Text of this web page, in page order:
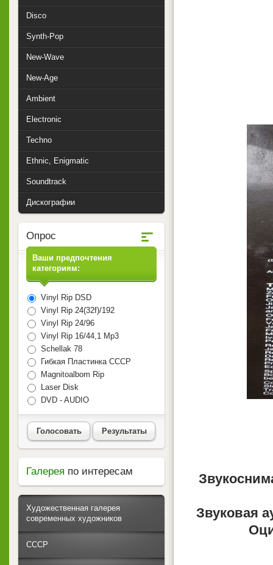
Звуковая
Disco
Synth-Pop
New-Wave
New-Age
Ambient
Electronic
Techno
Ethnic, Enigmatic
Soundtrack
Дискографии
Опрос
Ваши предпочтения
категориям:
Vinyl Rip DSD
Vinyl Rip 24(32f)/192
Vinyl Rip 24/96
Vinyl Rip 16/44,1 Mp3
Schellak 78
Гибкая Пластинка СССР
Magnitoalbom Rip
Laser Disk
DVD - AUDIO
Голосовать Результаты
Галерея по интересам
Художественная галерея
современных художников
СССР